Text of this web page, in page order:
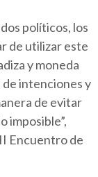
políticos, los
de utilizar este
y moneda
de intenciones y
de evitar
imposible”,
Encuentro de